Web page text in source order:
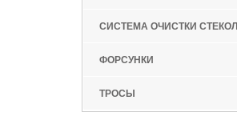
СИСТЕМА ОЧИСТКИ СТЕКОЛ
ФОРСУНКИ
ТРОСЫ